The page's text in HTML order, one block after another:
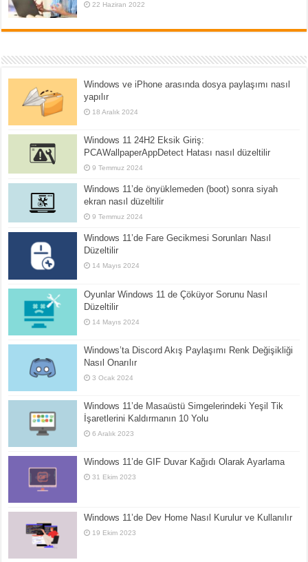
22 Haziran 2022
Windows ve iPhone arasında dosya paylaşımı nasıl
yapılır
18 Aralık 2024
Windows 11 24H2 Eksik Giriş:
PCAWallpaperAppDetect Hatası nasıl düzeltilir
9 Temmuz 2024
Windows 11’de önyüklemeden (boot) sonra siyah
ekran nasıl düzeltilir
9 Temmuz 2024
Windows 11’de Fare Gecikmesi Sorunları Nasıl
Düzeltilir
14 Mayıs 2024
Oyunlar Windows 11 de Çöküyor Sorunu Nasıl
Düzeltilir
14 Mayıs 2024
Windows’ta Discord Akış Paylaşımı Renk Değişikliği
Nasıl Onarılır
3 Ocak 2024
Windows 11’de Masaüstü Simgelerindeki Yeşil Tik
İşaretlerini Kaldırmanın 10 Yolu
6 Aralık 2023
Windows 11’de GIF Duvar Kağıdı Olarak Ayarlama
31 Ekim 2023
Windows 11’de Dev Home Nasıl Kurulur ve Kullanılır
19 Ekim 2023